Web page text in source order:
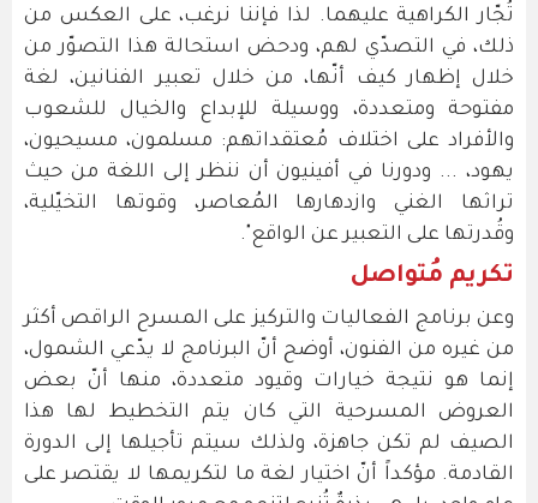
تُجّار الكراهية عليهما. لذا فإننا نرغب، على العكس من
ذلك، في التصدّي لهم، ودحض استحالة هذا التصوّر من
خلال إظهار كيف أنّها، من خلال تعبير الفنانين، لغة
مفتوحة ومتعددة، ووسيلة للإبداع والخيال للشعوب
والأفراد على اختلاف مُعتقداتهم: مسلمون، مسيحيون،
يهود، ... ودورنا في أفينيون أن ننظر إلى اللغة من حيث
تراثها الغني وازدهارها المُعاصر، وقوتها التخيّلية،
وقُدرتها على التعبير عن الواقع".
تكريم مُتواصل
وعن برنامج الفعاليات والتركيز على المسرح الراقص أكثر
من غيره من الفنون، أوضح أنّ البرنامج لا يدّعي الشمول،
إنما هو نتيجة خيارات وقيود متعددة، منها أنّ بعض
العروض المسرحية التي كان يتم التخطيط لها هذا
الصيف لم تكن جاهزة، ولذلك سيتم تأجيلها إلى الدورة
القادمة. مؤكداً أنّ اختيار لغة ما لتكريمها لا يقتصر على